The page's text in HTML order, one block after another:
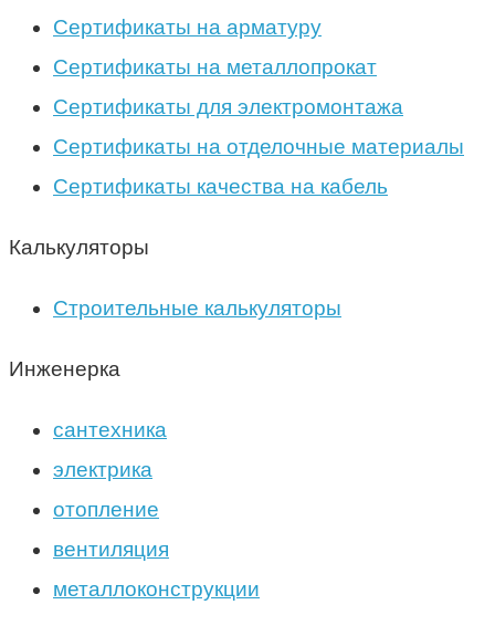
Сертификаты на арматуру
Сертификаты на металлопрокат
Сертификаты для электромонтажа
Сертификаты на отделочные материалы
Сертификаты качества на кабель
Калькуляторы
Строительные калькуляторы
Инженерка
сантехника
электрика
отопление
вентиляция
металлоконструкции